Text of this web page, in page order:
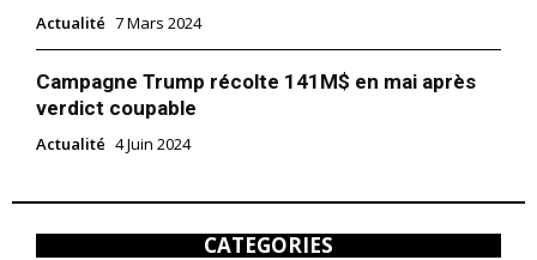
Actualité 7 Mars 2024
Campagne Trump récolte 141M$ en mai après
verdict coupable
Actualité 4 Juin 2024
CATEGORIES